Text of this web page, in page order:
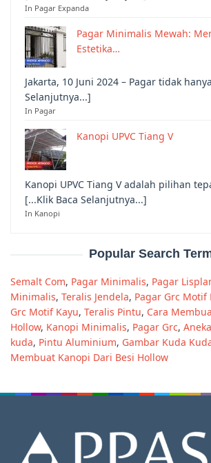
In Pagar Expanda
Pagar Minimalis Mewah:
Estetika…
Jakarta, 10 Juni 2024 – Pagar tidak
Selanjutnya...]
In Pagar
Kanopi UPVC Tiang V
Kanopi UPVC Tiang V adalah pilihan
[...Klik Baca Selanjutnya...]
In Kanopi
Popular Search
Semalt Com, Pagar Minimalis, Pagar
Minimalis, Teralis Jendela, Pagar Grc Motif
Grc Motif Kayu, Teralis Pintu, Cara
Hollow, Kanopi Minimalis, Pagar Grc,
kuda, Pintu Aluminium, Gambar Kuda
Membuat Kanopi Dari Besi Hollow